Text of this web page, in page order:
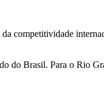
competitividade
do Brasil. Para o Rio